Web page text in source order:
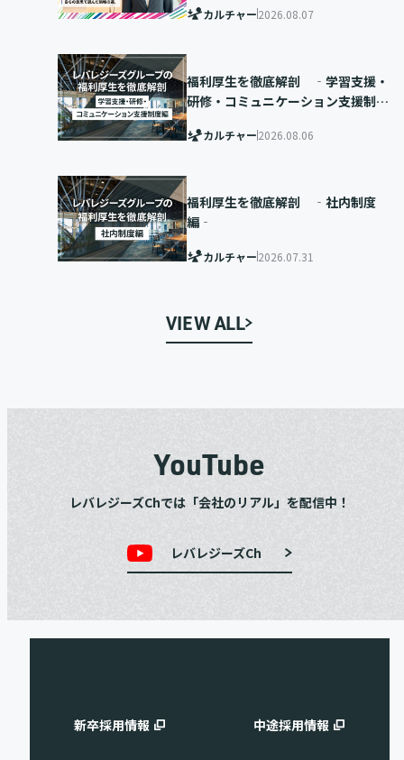
カルチャー2026.08.07
福利厚生を徹底解剖 ‐学習支援・
研修・コミュニケーション支援制度
カルチャー2026.08.06
福利厚生を徹底解剖 ‐社内制度
編‐
カルチャー2026.07.31
VIEW ALL
YouTube
レバレジーズChでは「会社のリアル」を配信中！
レバレジーズCh
新卒採用情報 中途採用情報